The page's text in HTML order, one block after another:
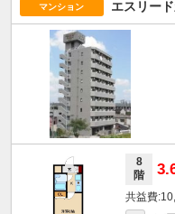
マンション エスリー
8
階